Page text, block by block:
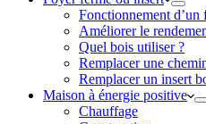
Fonctionnement d’un
Améliorer le
Quel bois utiliser ?
Remplacer une
Remplacer un insert
Maison à énergie positive
Chauffage